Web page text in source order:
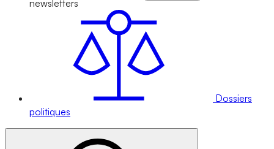
newsletters
Dossiers
politiques